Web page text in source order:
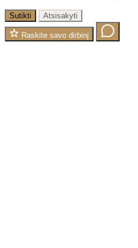
Sutikti Atsisakyti
Raskite savo dirbinį